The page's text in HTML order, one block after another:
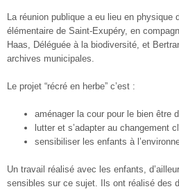
La réunion publique a eu lieu en physique
élémentaire de Saint-Exupéry, en
Haas, Déléguée à la biodiversité, et
archives municipales.
Le projet “récré en herbe” c’est :
aménager la cour pour le bien être
lutter et s’adapter au changement
sensibiliser les enfants à
Un travail réalisé avec les enfants,
sensibles sur ce sujet. Ils ont réalisé des